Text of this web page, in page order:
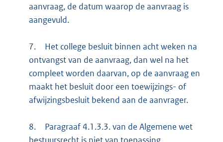
aanvraag, de datum waarop de aanvraag is
aangevuld.
7.
Het college besluit binnen acht weken na
ontvangst van de aanvraag, dan wel na het
compleet worden daarvan, op de aanvraag en
maakt het besluit door een toewijzings- of
afwijzingsbesluit bekend aan de aanvrager.
8.
Paragraaf 4.1.3.3. van de Algemene wet